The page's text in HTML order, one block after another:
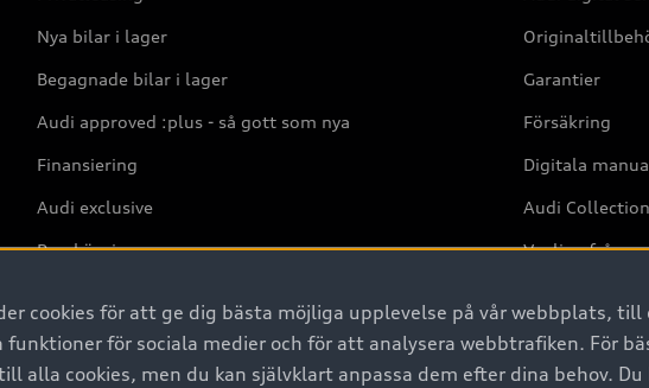
Nya bilar i lager
Begagnade bilar i lager
Audi approved :plus - så gott som nya
Finansiering
Audi exclusive
Provkörning
Garantier
Försäkring
Digitala
Audi
Vanliga frågor
2G/3G nätet
detta?
cookies för att ge dig bästa möjliga upplevelse på vår webbplats,
för sociala medier och för att analysera webbtrafiken. För
alla cookies, men du kan självklart anpassa dem efter dina behov.